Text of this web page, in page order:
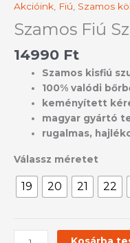
Akcióink Fiú Szamos
Szamos Fiú
14990 Ft
Szamos kisfiú
100% valódi
keményített
magyar gyártó
rugalmas,
Válassz méretet
19 20 21 22
mennyiség